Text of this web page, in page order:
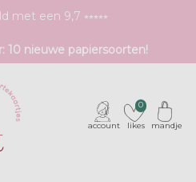
met een 9,7 ⭒⭒⭒⭒⭒
met unieke druktechnieken
10 nieuwe papiersoorten!
account likes
0
mandje